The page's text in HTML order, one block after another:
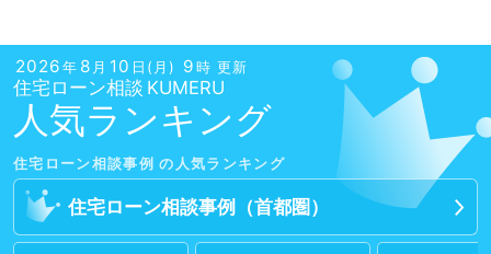
2026年 8 月 10 日(月) 9 時 更新
住宅ローン相談
人気ランキング
住宅ローン相談事例
住宅ローン相談事例 （首都圏）